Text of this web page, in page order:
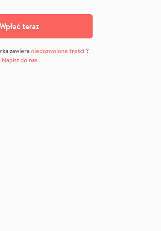
Wpłać teraz
zawiera niedozwolone treści?
Napisz do nas